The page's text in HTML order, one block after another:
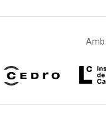
Amb